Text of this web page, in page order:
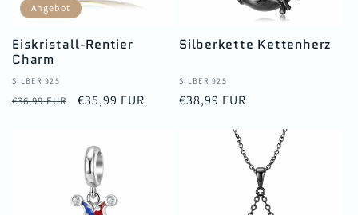
Angebot
Eiskristall-Rentier
Charm
Anbieter:
SILBER 925
Normaler
€36,99 EUR Verkaufspreis
€35,99 EUR
Silberkette Kettenherz
Anbieter:
SILBER 925
Normaler
€38,99 EUR